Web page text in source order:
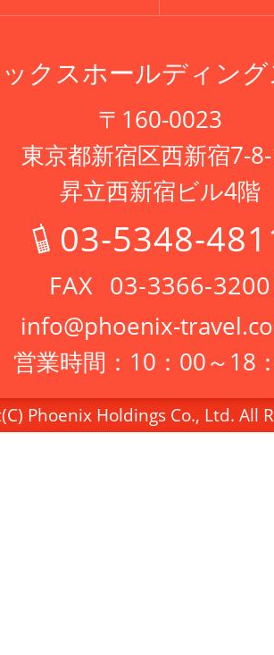
クスホールディン
〒160-0023
東京都新宿区西新宿7-
昇立西新宿ビル4階
03-5348-
03-3366-3200
info@phoenix-
営業時間：10：00～18
Phoenix Holdings Co., Ltd. All